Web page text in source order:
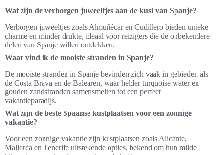
Wat zijn de verborgen juweeltjes aan de kust van Spanje?
Verborgen juweeltjes zoals Almuñécar en Cudillero bieden unieke
charme en minder drukte, ideaal voor reizigers die de onbekendere
delen van Spanje willen ontdekken.
Waar vind ik de mooiste stranden in Spanje?
De mooiste stranden in Spanje bevinden zich vaak in gebieden als
de Costa Brava en de Balearen, waar helder turquoise water en
gouden zandstranden samensmelten tot een perfect
vakantieparadijs.
Wat zijn de beste Spaanse kustplaatsen voor een zonnige
vakantie?
Voor een zonnige vakantie zijn kustplaatsen zoals Alicante,
Mallorca en Tenerife uitstekende opties, bekend om hun milde